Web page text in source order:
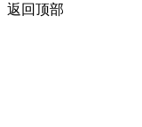
返回顶部